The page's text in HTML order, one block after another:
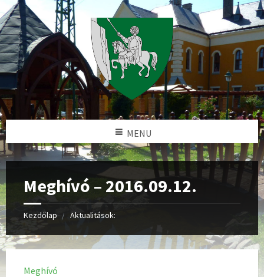
MENU
Meghívó – 2016.09.12.
Kezdőlap Aktualitások:
Meghívó